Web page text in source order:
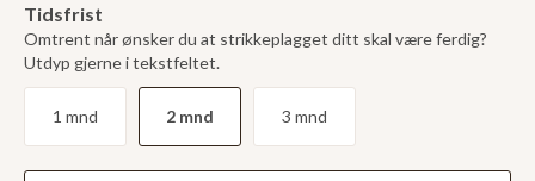
Tidsfrist
Omtrent når ønsker du at strikkeplagget ditt skal være ferdig?
Utdyp gjerne i tekstfeltet.
1 mnd 2 mnd 3 mnd